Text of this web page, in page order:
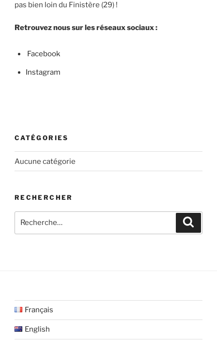
pas bien loin du Finistère (29) !
Retrouvez nous sur les réseaux sociaux :
Facebook
Instagram
CATÉGORIES
Aucune catégorie
RECHERCHER
pour
Français
English